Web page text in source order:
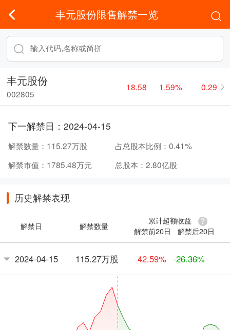
丰元股份限售解禁一览
丰元股份
002805
18.58 1.59% 0.29
下一解禁日： 2024-04-15
解禁数量： 115.27万股 占总股本比例： 0.41%
解禁市值： 1785.48万元 总股本： 2.80亿股
历史解禁表现
解禁日 解禁数量
累计超额收益
解禁前20日
解禁后20日
2024-04-15 115.27万股 42.59% -26.36%